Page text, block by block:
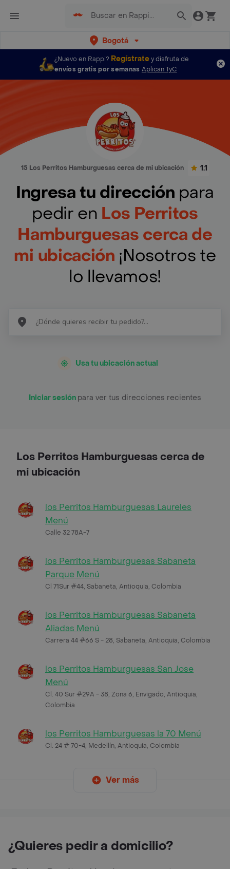
Bogotá
¿Nuevo en Rappi? Regístratey disfruta de
envíos gratis por semanas Aplican TyC
15 Los Perritos Hamburguesas cerca de mi ubicación 1.1
Ingresa tu dirección para
pedir en Los Perritos
Hamburguesas cerca de
mi ubicación ¡Nosotros te
lo llevamos!
Usa tu ubicación actual
Iniciar sesión para ver tus direcciones recientes
Los Perritos Hamburguesas cerca de
mi ubicación
los Perritos Hamburguesas Laureles
Menú
Calle 32 78A-7
los Perritos Hamburguesas Sabaneta
Parque Menú
Cl 71Sur #44, Sabaneta, Antioquia, Colombia
los Perritos Hamburguesas Sabaneta
Aliadas Menú
Carrera 44 #66 S - 28, Sabaneta, Antioquia, Colombia
los Perritos Hamburguesas San Jose
Menú
Cl. 40 Sur #29A - 38, Zona 6, Envigado, Antioquia,
Colombia
los Perritos Hamburguesas la 70 Menú
Cl. 24 # 70-4, Medellín, Antioquia, Colombia
Ver más
¿Quieres pedir a domicilio?